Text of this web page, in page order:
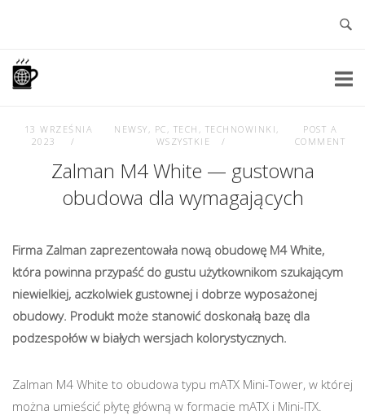
content
Home
13 WRZEŚNIA
2023
NEWSY , PC , TECH , TECHNOWINKI ,
WSZYSTKIE
POST A
COMMENT
Zalman M4 White — gustowna
obudowa dla wymagających
Firma Zalman zaprezentowała nową obudowę M4 White,
która powinna przypaść do gustu użytkownikom szukającym
niewielkiej, aczkolwiek gustownej i dobrze wyposażonej
obudowy. Produkt może stanowić doskonałą bazę dla
podzespołów w białych wersjach kolorystycznych.
Zalman M4 White to obudowa typu mATX Mini-Tower, w której
można umieścić płytę główną w formacie mATX i Mini-ITX.